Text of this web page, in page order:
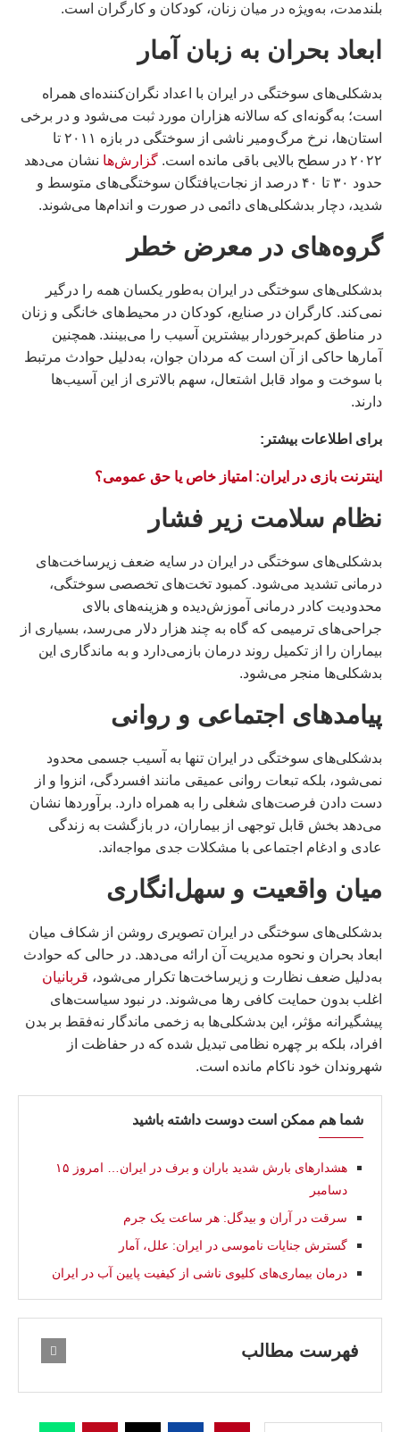
بلندمدت، به‌ویژه در میان زنان، کودکان و کارگران است.
ابعاد بحران به زبان آمار
بدشکلی‌های سوختگی در ایران با اعداد نگران‌کننده‌ای همراه
است؛ به‌گونه‌ای که سالانه هزاران مورد ثبت می‌شود و در برخی
استان‌ها، نرخ مرگ‌ومیر ناشی از سوختگی در بازه ۲۰۱۱ تا
۲۰۲۲ در سطح بالایی باقی مانده است.
گزارش‌ها نشان می‌دهد
حدود ۳۰ تا ۴۰ درصد از نجات‌یافتگان سوختگی‌های متوسط و
شدید، دچار بدشکلی‌های دائمی در صورت و اندام‌ها می‌شوند.
گروه‌های در معرض خطر
بدشکلی‌های سوختگی در ایران به‌طور یکسان همه را درگیر
نمی‌کند. کارگران در صنایع، کودکان در محیط‌های خانگی و زنان
در مناطق کم‌برخوردار بیشترین آسیب را می‌بینند. همچنین
آمارها حاکی از آن است که مردان جوان، به‌دلیل حوادث مرتبط
با سوخت و مواد قابل اشتعال، سهم بالاتری از این آسیب‌ها
دارند.
براى اطلاعات بيشتر:
اینترنت بازی در ایران: امتیاز خاص یا حق عمومی؟
نظام سلامت زیر فشار
بدشکلی‌های سوختگی در ایران در سایه ضعف زیرساخت‌های
درمانی تشدید می‌شود. کمبود تخت‌های تخصصی سوختگی،
محدودیت کادر درمانی آموزش‌دیده و هزینه‌های بالای
جراحی‌های ترمیمی که گاه به چند هزار دلار می‌رسد، بسیاری از
بیماران را از تکمیل روند درمان بازمی‌دارد و به ماندگاری این
بدشکلی‌ها منجر می‌شود.
پیامدهای اجتماعی و روانی
بدشکلی‌های سوختگی در ایران تنها به آسیب جسمی محدود
نمی‌شود، بلکه تبعات روانی عمیقی مانند افسردگی، انزوا و از
دست دادن فرصت‌های شغلی را به همراه دارد. برآوردها نشان
می‌دهد بخش قابل توجهی از بیماران، در بازگشت به زندگی
عادی و ادغام اجتماعی با مشکلات جدی مواجه‌اند.
میان واقعیت و سهل‌انگاری
بدشکلی‌های سوختگی در ایران تصویری روشن از شکاف میان
ابعاد بحران و نحوه مدیریت آن ارائه می‌دهد. در حالی که حوادث
به‌دلیل ضعف نظارت و زیرساخت‌ها تکرار می‌شود، قربانیان
اغلب بدون حمایت کافی رها می‌شوند. در نبود سیاست‌های
پیشگیرانه مؤثر، این بدشکلی‌ها به زخمی ماندگار نه‌فقط بر بدن
افراد، بلکه بر چهره نظامی تبدیل شده که در حفاظت از
شهروندان خود ناکام مانده است.
شما هم ممکن است دوست داشته باشید
هشدارهاى بارش شدید باران و برف در ایران… امروز ۱۵
دسامبر
سرقت در آران و بیدگل: هر ساعت یک جرم
گسترش جنايات ناموسی در ایران: علل، آمار
درمان بیماری‌های کلیوی ناشی از کیفیت پایین آب در ایران
فهرست مطالب